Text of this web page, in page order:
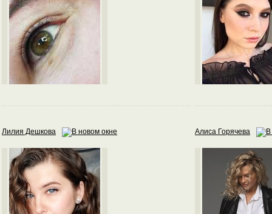
Лилия Дешкова Алиса Горячева